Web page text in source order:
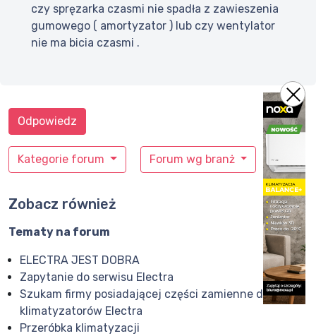
czy spręzarka czasmi nie spadła z zawieszenia
gumowego ( amortyzator ) lub czy wentylator
nie ma bicia czasmi .
Kategorie forum Forum wg branż
Odpowiedz
Zobacz również
Tematy na forum
ELECTRA JEST DOBRA
Zapytanie do serwisu Electra
Szukam firmy posiadającej części zamienne do
klimatyzatorów Electra
Przeróbka klimatyzacji